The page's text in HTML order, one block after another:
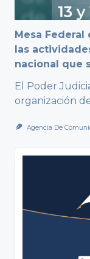
Mesa Federal
las
nacional que
El Poder
organización
Agencia De